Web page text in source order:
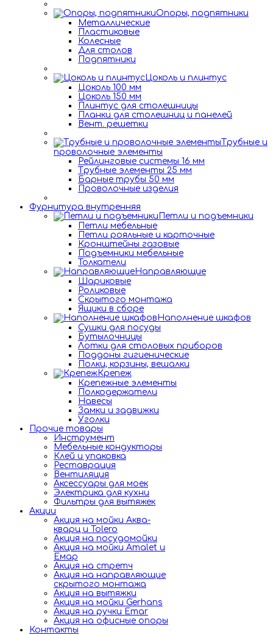
Опоры, подпятники
Металлические
Пластиковые
Колесные
Для столов
Подпятники
Цоколь и плинтус
Цоколь 100 мм
Цоколь 150 мм
Плинтус для столешницы
Планки для столешниц и панелей
Вент. решетки
Трубные и
проволочные элементы
Рейлинговые системы 16 мм
Трубные элементы 25 мм
Барные трубы 50 мм
Проволочные изделия
Фурнитура внутренняя
Петли и подъемники
Петли мебельные
Петли рояльные и карточные
Кронштейны газовые
Подъемники мебельные
Толкатели
Направляющие
Шариковые
Роликовые
Скрытого монтажа
Ящики в сборе
Наполнение шкафов
Сушки для посуды
Бутылочницы
Лотки для столовых приборов
Поддоны гигиенические
Полки, корзины, вешалки
Крепеж
Крепежные элементы
Полкодержатели
Навесы
Замки и задвижки
Уголки
Прочие товары
Инструмент
Мебельные кондукторы
Клей и упаковка
Реставрация
Вентиляция
Аксессуары для моек
Электрика для кухни
Фильтры для вытяжек
Акции
Акция на мойки Аква-
кварц и Tolero
Акция на посудомойки
Акция на мойки Amalet и
Емар
Акция на стретч
Акция на направляющие
скрытого монтажа
Акция на вытяжки
Акция на мойки Gerhans
Акция на ручки Emar
Акция на офисные опоры
Контакты